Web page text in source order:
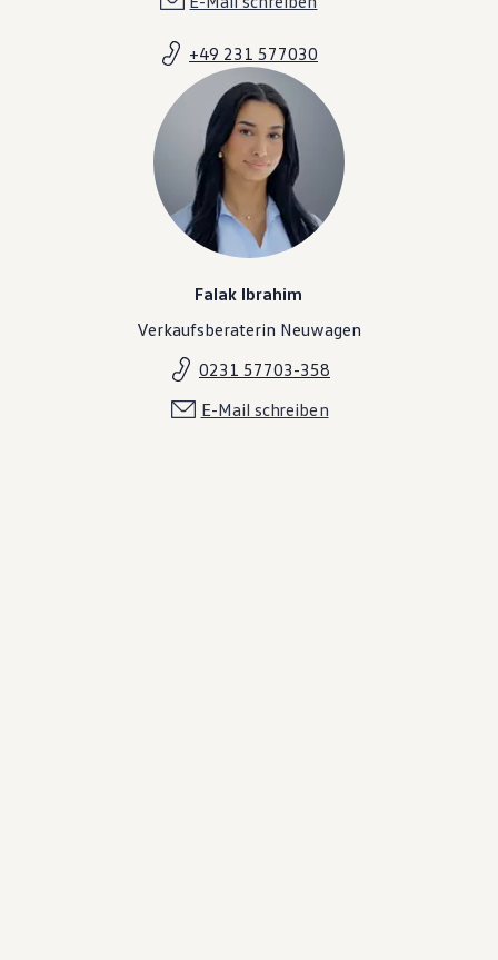
+49 231 577030
Falak Ibrahim
Verkaufsberaterin Neuwagen
0231 57703-358
E-Mail schreiben